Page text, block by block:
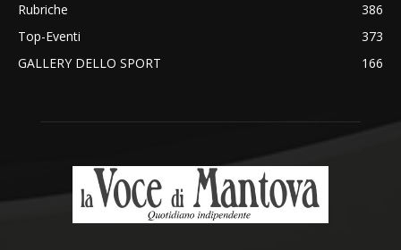
Rubriche
386
Top-Eventi
373
GALLERY DELLO SPORT
166